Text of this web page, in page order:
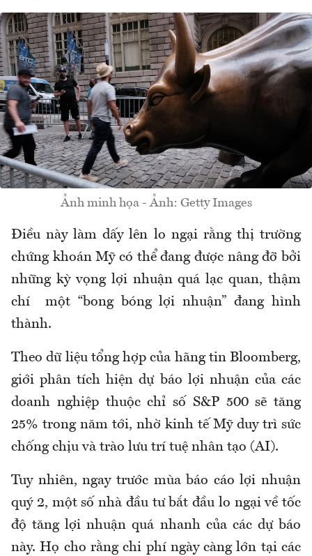
Ảnh minh họa - Ảnh: Getty Images
Điều này làm dấy lên lo ngại rằng thị trường
chứng khoán Mỹ có thể đang được nâng đỡ bởi
những kỳ vọng lợi nhuận quá lạc quan, thậm
chí một “bong bóng lợi nhuận” đang hình
thành.
Theo dữ liệu tổng hợp của hãng tin Bloomberg,
giới phân tích hiện dự báo lợi nhuận của các
doanh nghiệp thuộc chỉ số S&P 500 sẽ tăng
25% trong năm tới, nhờ kinh tế Mỹ duy trì sức
chống chịu và trào lưu trí tuệ nhân tạo (AI).
Tuy nhiên, ngay trước mùa báo cáo lợi nhuận
quý 2, một số nhà đầu tư bắt đầu lo ngại về tốc
độ tăng lợi nhuận quá nhanh của các dự báo
này. Họ cho rằng chi phí ngày càng lớn tại các